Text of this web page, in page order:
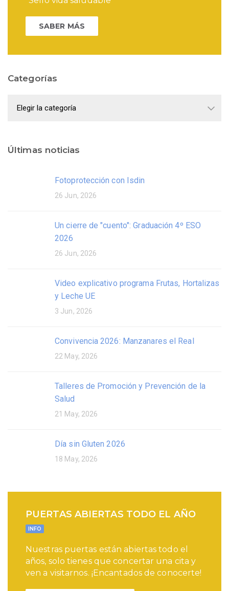
SABER MÁS
Categorías
Últimas noticias
Fotoprotección con Isdin
26 Jun, 2026
Un cierre de "cuento": Graduación 4º ESO
2026
26 Jun, 2026
Video explicativo programa Frutas, Hortalizas
y Leche UE
3 Jun, 2026
Convivencia 2026: Manzanares el Real
22 May, 2026
Talleres de Promoción y Prevención de la
Salud
21 May, 2026
Día sin Gluten 2026
18 May, 2026
PUERTAS ABIERTAS TODO EL AÑO
INFO
Nuestras puertas están abiertas todo el
años, solo tienes que concertar una cita y
ven a visitarnos. ¡Encantados de conocerte!